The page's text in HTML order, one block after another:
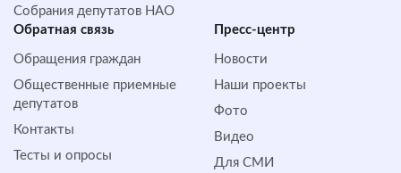
Собрания депутатов НАО
Обратная cвязь
Обращения граждан
Общественные приемные
депутатов
Контакты
Тесты и опросы
Пресс-центр
Новости
Наши проекты
Фото
Видео
Для СМИ